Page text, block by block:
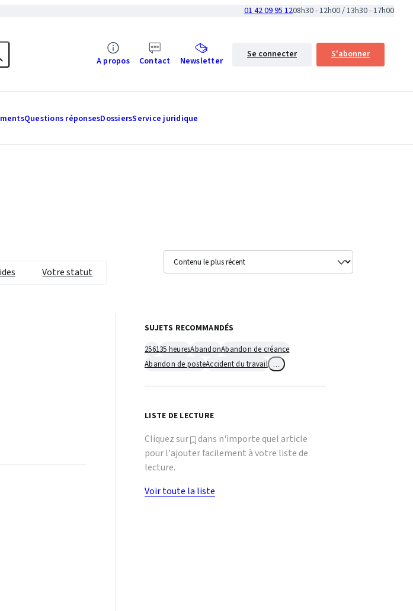
01 42 09 95 1208h30 - 12h00 / 13h30 - 17h00
A propos Contact Newsletter
Se connecter S'abonner
Questions réponsesDossiersService juridique
Votre statut
SUJETS RECOMMANDÉS
256135 heuresAbandonAbandon de créance
Abandon de posteAccident du travail
LISTE DE LECTURE
Cliquez sur
dans n'importe quel article
pour l'ajouter facilement à votre liste de
lecture.
Voir toute la liste